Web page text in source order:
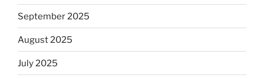
September 2025
August 2025
July 2025